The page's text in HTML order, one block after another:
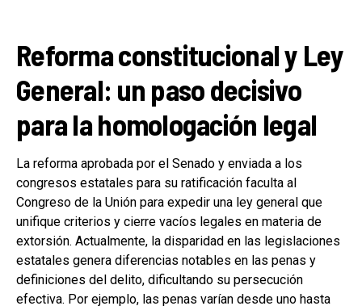
Reforma constitucional y Ley
General: un paso decisivo
para la homologación legal
La reforma aprobada por el Senado y enviada a los
congresos estatales para su ratificación faculta al
Congreso de la Unión para expedir una ley general que
unifique criterios y cierre vacíos legales en materia de
extorsión. Actualmente, la disparidad en las legislaciones
estatales genera diferencias notables en las penas y
definiciones del delito, dificultando su persecución
efectiva. Por ejemplo, las penas varían desde uno hasta